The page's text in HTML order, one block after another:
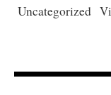
Uncategorized